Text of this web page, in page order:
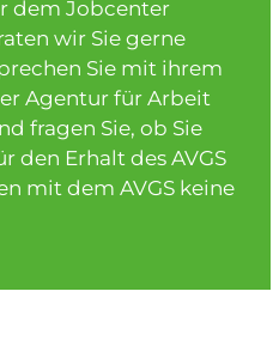
dem Jobcenter
wir Sie gerne
Sie mit ihrem
Agentur für Arbeit
fragen Sie, ob Sie
den Erhalt des AVGS
mit dem AVGS keine